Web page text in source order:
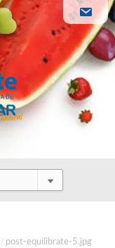
/ post-equilibrate-5.jpg